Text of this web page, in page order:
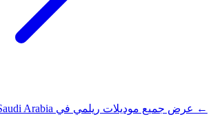
← عرض جميع موديلات ريلمي في Arabia